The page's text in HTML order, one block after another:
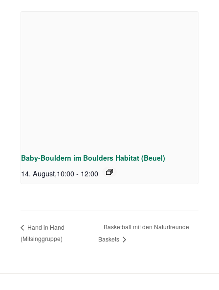
Baby-Bouldern im Boulders Habitat (Beuel)
14. August,10:00 - 12:00
Hand in Hand
(Mitsinggruppe)
Basketball mit den Naturfreunde
Baskets